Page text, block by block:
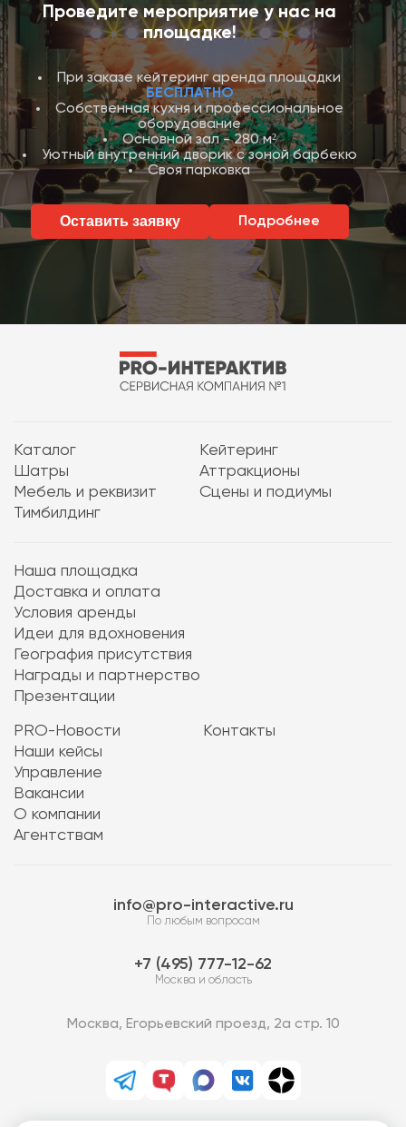
Проведите мероприятие у нас на
площадке!
При заказе кейтеринг аренда площадки
БЕСПЛАТНО
Собственная кухня и профессиональное
оборудование
Основной зал - 280 м²
Уютный внутренний дворик с зоной барбекю
Своя парковка
Оставить заявку Подробнее
Каталог
Кейтеринг
Шатры
Аттракционы
Мебель и реквизит
Сцены и подиумы
Тимбилдинг
Наша площадка
Доставка и оплата
Условия аренды
Идеи для вдохновения
География присутствия
Награды и партнерство
Презентации
PRO-Новости
Наши кейсы
Управление
Вакансии
О компании
Агентствам
Контакты
info@pro-interactive.ru
По любым вопросам
7 (495) 777-12-62
Москва и область
Москва, Егорьевский проезд, 2а стр. 10